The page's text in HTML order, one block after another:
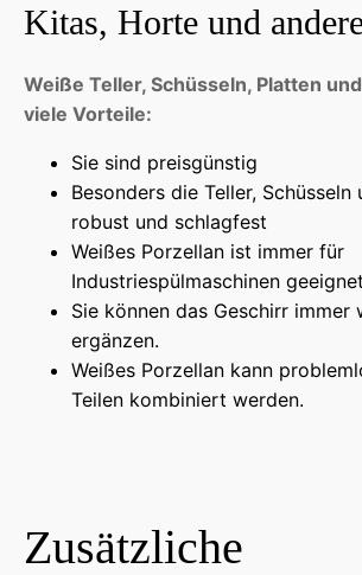
Kitas, Horte und
Weiße Teller, Schüsseln, Platten
viele Vorteile:
Sie sind preisgünstig
Besonders die Teller, Schüsseln
robust und schlagfest
Weißes Porzellan ist immer für
Industriespülmaschinen
Sie können das Geschirr immer
ergänzen.
Weißes Porzellan kann
Teilen kombiniert werden.
Zusätzliche